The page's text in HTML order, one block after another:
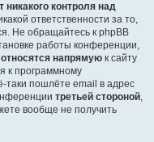
никакого контроля над
ответственности за то,
Не обращайтесь к phpBB
работы конференции,
напрямую к сайту
к программному
таки пошлёте email в адрес
третьей стороной,
вообще не получить